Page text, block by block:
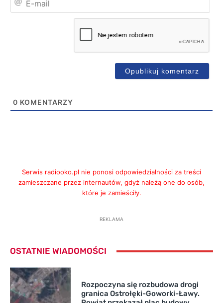
0 KOMENTARZY
Serwis radiooko.pl nie ponosi odpowiedzialności za treści
zamieszczane przez internautów, gdyż należą one do osób,
które je zamieściły.
REKLAMA
OSTATNIE WIADOMOŚCI
Rozpoczyna się rozbudowa drogi
granica Ostrołęki-Goworki-Ławy.